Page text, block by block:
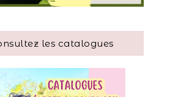
les catalogues